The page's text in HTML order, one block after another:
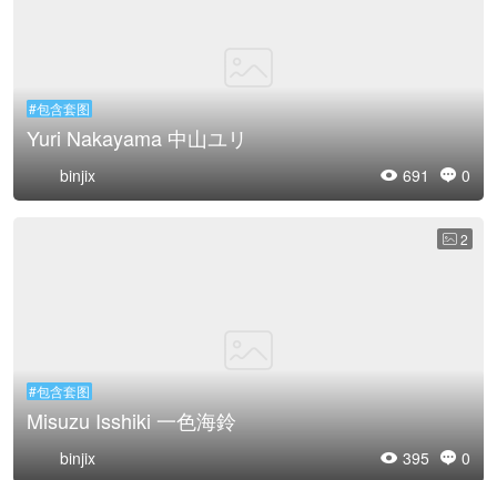
#包含套图
Yuri Nakayama 中山ユリ
 691  0
binjix
 2
#包含套图
Misuzu Isshiki 一色海鈴
 395  0
binjix